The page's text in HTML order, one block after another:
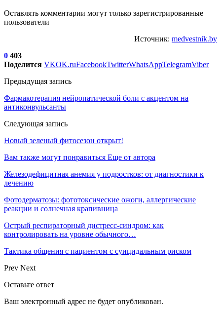
Оставлять комментарии могут только зарегистрированные
пользователи
Источник: medvestnik.by
0 403
Поделится VKOK.ruFacebookTwitterWhatsAppTelegramViber
Предыдущая запись
Фармакотерапия нейропатической боли с акцентом на
антиконвульсанты
Следующая запись
Новый зеленый фитосезон открыт!
Вам также могут понравиться Еще от автора
Железодефицитная анемия у подростков: от диагностики к
лечению
Фотодерматозы: фототоксические ожоги, аллергические
реакции и солнечная крапивница
Острый респираторный дистресс-синдром: как
контролировать на уровне обычного…
Тактика общения с пациентом с суицидальным риском
Prev Next
Оставьте ответ
Ваш электронный адрес не будет опубликован.